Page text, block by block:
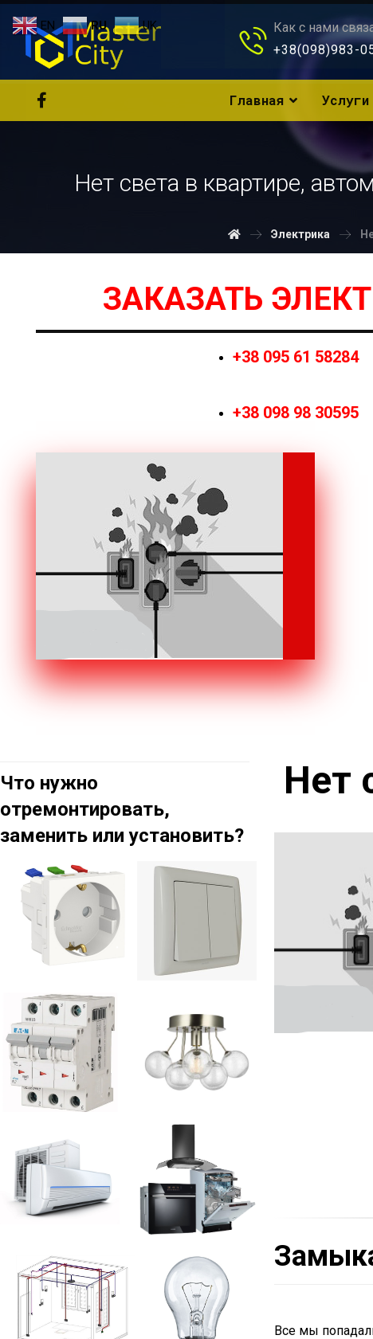
Как с нами
+38(098)983-
Главная
Нет света в квартире,
Электрика
ЗАКАЗАТЬ
+38 095 61 58284
+38 098 98 30595
Что нужно
отремонтировать,
заменить или установить?
Выключател
Нет
Все мы
EN RU UK